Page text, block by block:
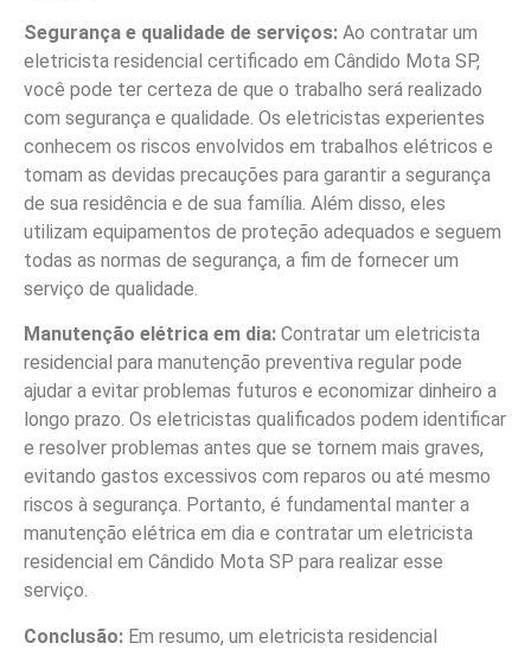
Segurança e qualidade de serviços: Ao contratar um
eletricista residencial certificado em Cândido Mota SP,
você pode ter certeza de que o trabalho será realizado
com segurança e qualidade. Os eletricistas experientes
conhecem os riscos envolvidos em trabalhos elétricos e
tomam as devidas precauções para garantir a segurança
de sua residência e de sua família. Além disso, eles
utilizam equipamentos de proteção adequados e seguem
todas as normas de segurança, a fim de fornecer um
serviço de qualidade.
Manutenção elétrica em dia: Contratar um eletricista
residencial para manutenção preventiva regular pode
ajudar a evitar problemas futuros e economizar dinheiro a
longo prazo. Os eletricistas qualificados podem identificar
e resolver problemas antes que se tornem mais graves,
evitando gastos excessivos com reparos ou até mesmo
riscos à segurança. Portanto, é fundamental manter a
manutenção elétrica em dia e contratar um eletricista
residencial em Cândido Mota SP para realizar esse
serviço.
Conclusão: Em resumo, um eletricista residencial